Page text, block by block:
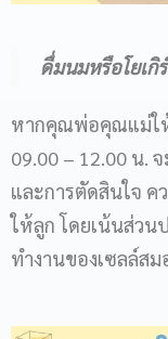
ดื่มนมหรือโยเกิ
หากคุณพ่อคุณแม่ใ
09.00 – 12.00 น.
และการตัดสินใจ ค
ให้ลูก โดยเน้นส่วน
ทำงานของเซลล์ส